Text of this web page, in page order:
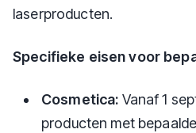
laserproducten.
Specifieke eisen voor
Cosmetica: Vanaf 1
producten met